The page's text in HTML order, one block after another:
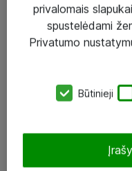
Atea ekspertų patarimai
eShop@atea.lt
privalomais
spustelėdami
Privatumo
Būtinieji